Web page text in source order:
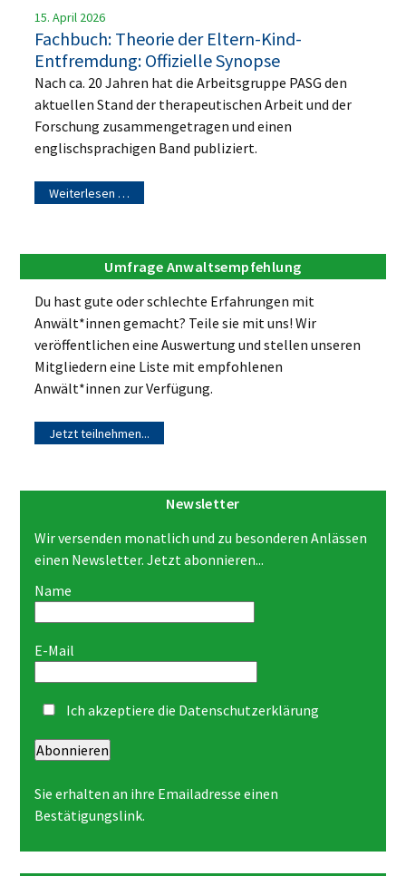
15. April 2026
Fachbuch: Theorie der Eltern-Kind-
Entfremdung: Offizielle Synopse
Nach ca. 20 Jahren hat die Arbeitsgruppe PASG den
aktuellen Stand der therapeutischen Arbeit und der
Forschung zusammengetragen und einen
englischsprachigen Band publiziert.
Weiterlesen …
Umfrage Anwaltsempfehlung
Du hast gute oder schlechte Erfahrungen mit
Anwält*innen gemacht? Teile sie mit uns! Wir
veröffentlichen eine Auswertung und stellen unseren
Mitgliedern eine Liste mit empfohlenen
Anwält*innen zur Verfügung.
Jetzt teilnehmen...
Newsletter
Wir versenden monatlich und zu besonderen Anlässen
einen Newsletter. Jetzt abonnieren...
Name
E-Mail
Ich akzeptiere die Datenschutzerklärung
Abonnieren
Sie erhalten an ihre Emailadresse einen
Bestätigungslink.